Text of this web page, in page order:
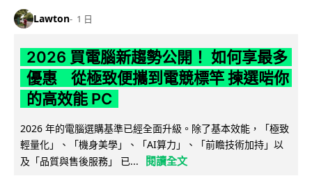
Lawton 1 日
2026 買電腦新趨勢公開！ 如何享最多
優惠 從極致便攜到電競標竿 揀選啱你
的高效能 PC
2026 年的電腦選購基準已經全面升級。除了基本效能，「極致
輕量化」、「機身美學」、「AI算力」、「前瞻技術加持」以
及「品質與售後服務」 已...
閱讀全文